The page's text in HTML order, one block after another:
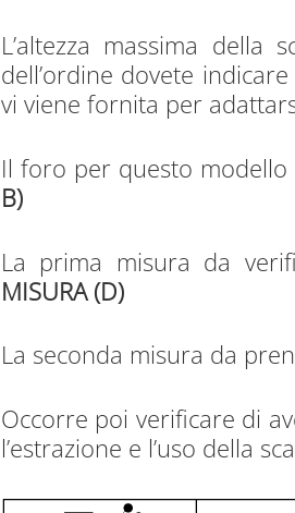
L’altezza massima
dell’ordine dovete
vi viene fornita per
Il foro per questo
B)
La prima misura da
MISURA (D)
La seconda misura da
Occorre poi verificare di
l’estrazione e l’uso della